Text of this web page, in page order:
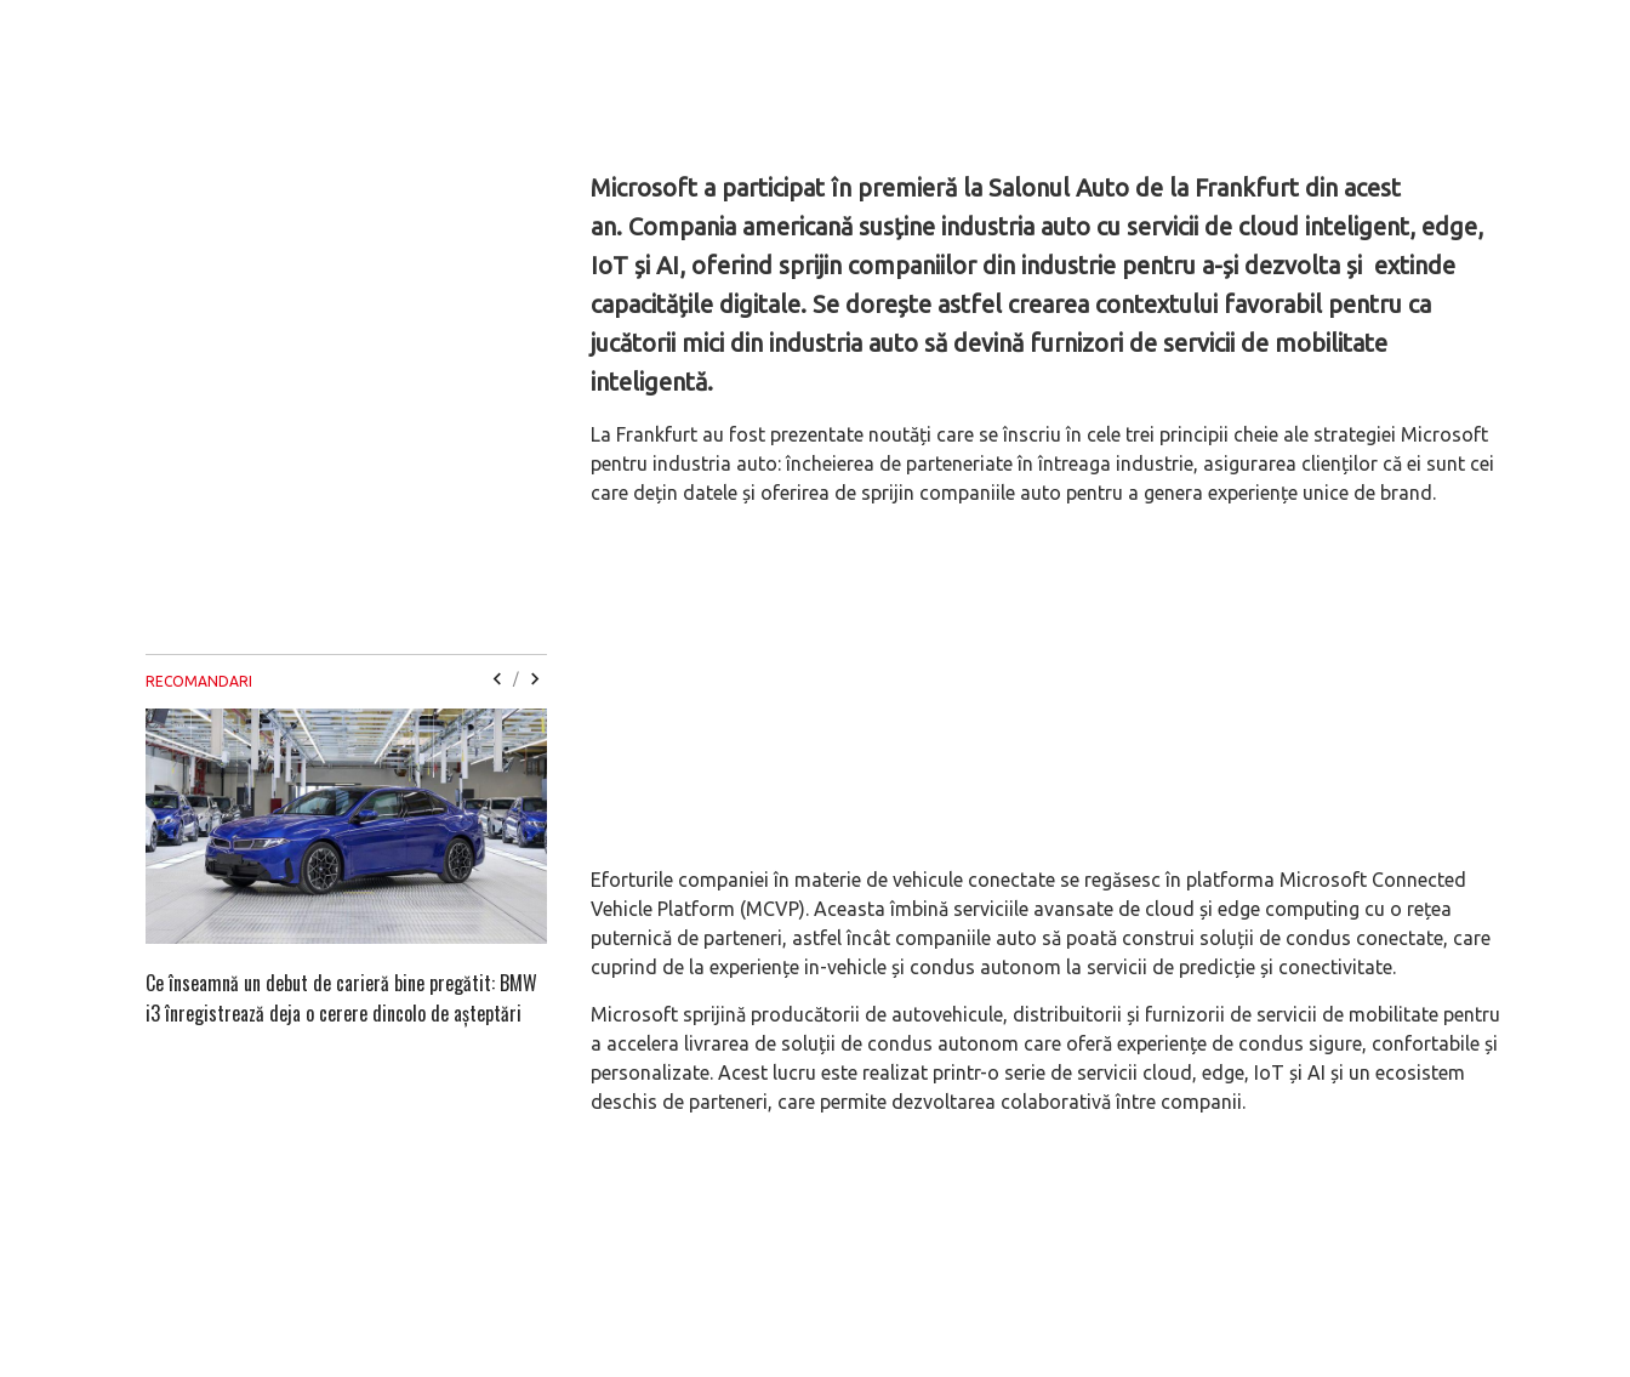
Microsoft a participat în premieră la Salonul Auto de la Frankfurt din acest
an. Compania americană susține industria auto cu servicii de cloud inteligent, edge,
IoT și AI, oferind sprijin companiilor din industrie pentru a-și dezvolta și extinde
capacitățile digitale. Se dorește astfel crearea contextului favorabil pentru ca
jucătorii mici din industria auto să devină furnizori de servicii de mobilitate
inteligentă.
La Frankfurt au fost prezentate noutăți care se înscriu în cele trei principii cheie ale strategiei Microsoft
pentru industria auto: încheierea de parteneriate în întreaga industrie, asigurarea clienților că ei sunt cei
care dețin datele și oferirea de sprijin companiile auto pentru a genera experiențe unice de brand.
Eforturile companiei în materie de vehicule conectate se regăsesc în platforma Microsoft Connected
Vehicle Platform (MCVP). Aceasta îmbină serviciile avansate de cloud și edge computing cu o rețea
puternică de parteneri, astfel încât companiile auto să poată construi soluții de condus conectate, care
cuprind de la experiențe in-vehicle și condus autonom la servicii de predicție și conectivitate.
Microsoft sprijină producătorii de autovehicule, distribuitorii și furnizorii de servicii de mobilitate pentru
a accelera livrarea de soluții de condus autonom care oferă experiențe de condus sigure, confortabile și
personalizate. Acest lucru este realizat printr-o serie de servicii cloud, edge, IoT și AI și un ecosistem
deschis de parteneri, care permite dezvoltarea colaborativă între companii.
RECOMANDARI /
Ce înseamnă un debut de carieră bine pregătit: BMW
i3 înregistrează deja o cerere dincolo de așteptări
Versiune MINI Countryman încă nelansată oficial, dată
pe mâna fetelor în competiția off-road Rebelle Rally
Pentru cine știe ceva avioane, numele Hennessey
Blackbird va suna ca un apropo. Unul pertinent, de
altfel!
Prima sportivă cu motor central a
de noua ediție limitată Lamborghini
60° Hommage